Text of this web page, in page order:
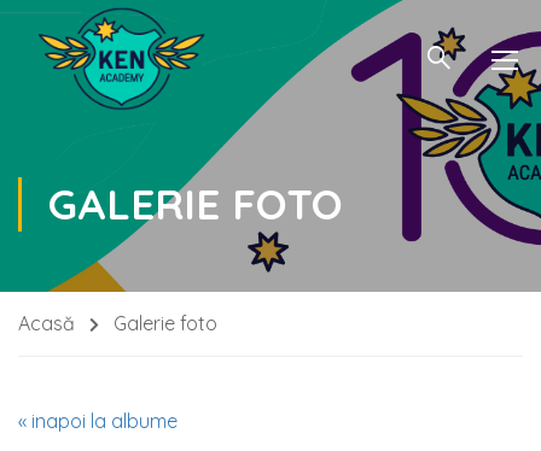
GALERIE FOTO
Acasă Galerie foto
« inapoi la albume